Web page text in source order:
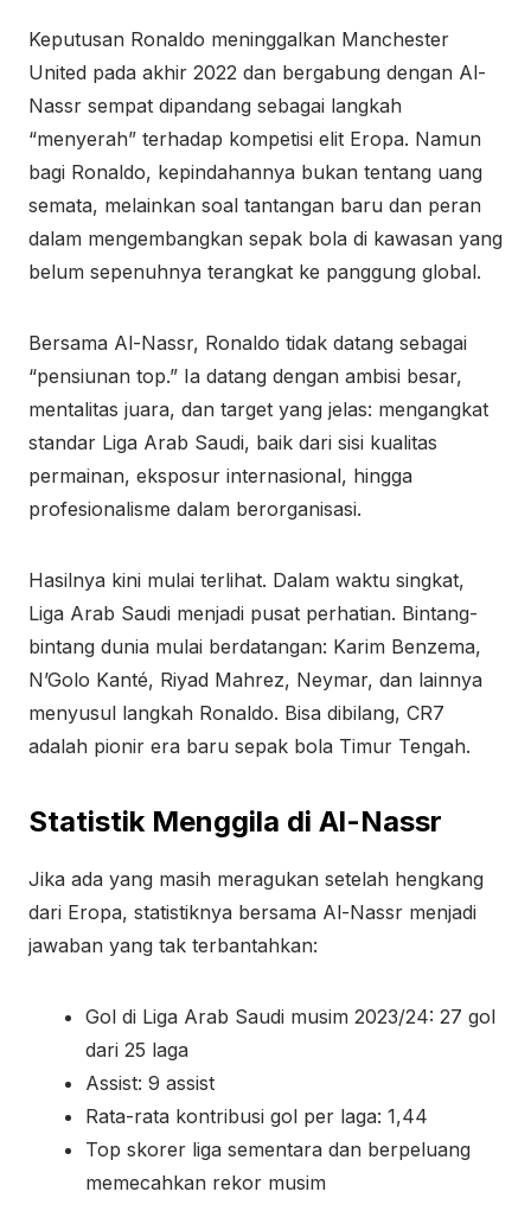
Keputusan Ronaldo meninggalkan Manchester
United pada akhir 2022 dan bergabung dengan Al-
Nassr sempat dipandang sebagai langkah
“menyerah” terhadap kompetisi elit Eropa. Namun
bagi Ronaldo, kepindahannya bukan tentang uang
semata, melainkan soal tantangan baru dan peran
dalam mengembangkan sepak bola di kawasan yang
belum sepenuhnya terangkat ke panggung global.
Bersama Al-Nassr, Ronaldo tidak datang sebagai
“pensiunan top.” Ia datang dengan ambisi besar,
mentalitas juara, dan target yang jelas: mengangkat
standar Liga Arab Saudi, baik dari sisi kualitas
permainan, eksposur internasional, hingga
profesionalisme dalam berorganisasi.
Hasilnya kini mulai terlihat. Dalam waktu singkat,
Liga Arab Saudi menjadi pusat perhatian. Bintang-
bintang dunia mulai berdatangan: Karim Benzema,
N’Golo Kanté, Riyad Mahrez, Neymar, dan lainnya
menyusul langkah Ronaldo. Bisa dibilang, CR7
adalah pionir era baru sepak bola Timur Tengah.
Statistik Menggila di Al-Nassr
Jika ada yang masih meragukan setelah hengkang
dari Eropa, statistiknya bersama Al-Nassr menjadi
jawaban yang tak terbantahkan:
Gol di Liga Arab Saudi musim 2023/24: 27 gol
dari 25 laga
Assist: 9 assist
Rata-rata kontribusi gol per laga: 1,44
Top skorer liga sementara dan berpeluang
memecahkan rekor musim